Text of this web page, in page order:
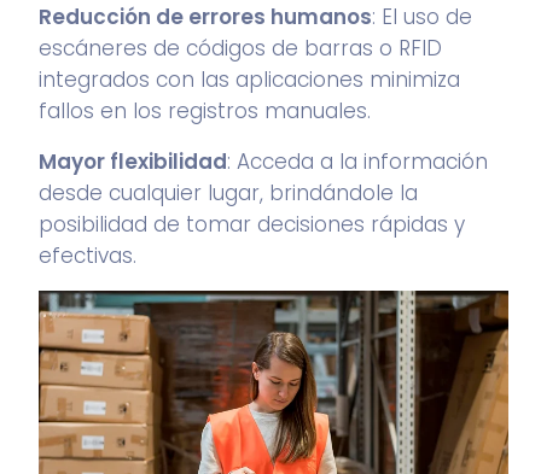
Reducción de errores humanos: El uso de
escáneres de códigos de barras o RFID
integrados con las aplicaciones minimiza
fallos en los registros manuales.
Mayor flexibilidad: Acceda a la información
desde cualquier lugar, brindándole la
posibilidad de tomar decisiones rápidas y
efectivas.